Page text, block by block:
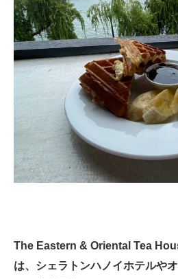
The Eastern & Oriental Tea
は、シェラトンハノイホテルや